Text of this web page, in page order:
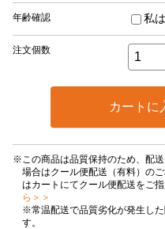
年齢確認 私
注文個数
カートに
この商品は品質保持のため、配
場合はクール便配送（有料）の
はカートにてクール便配送をご指
ら＞＞
※常温配送で品質劣化が発生し
す。